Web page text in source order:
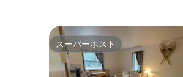
スーパーホスト
スーパーホスト